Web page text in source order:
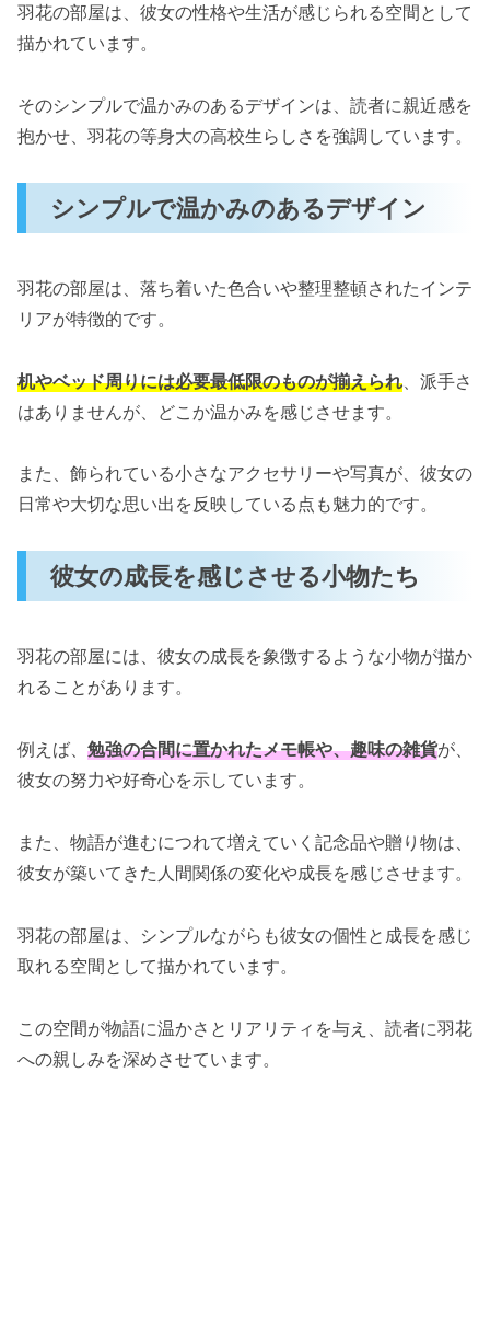
羽花の部屋は、彼女の性格や生活が感じられる空間として
描かれています。
そのシンプルで温かみのあるデザインは、読者に親近感を
抱かせ、羽花の等身大の高校生らしさを強調しています。
シンプルで温かみのあるデザイン
羽花の部屋は、落ち着いた色合いや整理整頓されたインテ
リアが特徴的です。
机やベッド周りには必要最低限のものが揃えられ 、派手さ
はありませんが、どこか温かみを感じさせます。
また、飾られている小さなアクセサリーや写真が、彼女の
日常や大切な思い出を反映している点も魅力的です。
彼女の成長を感じさせる小物たち
羽花の部屋には、彼女の成長を象徴するような小物が描か
れることがあります。
例えば、 勉強の合間に置かれたメモ帳や、趣味の雑貨が、
彼女の努力や好奇心を示しています。
また、物語が進むにつれて増えていく記念品や贈り物は、
彼女が築いてきた人間関係の変化や成長を感じさせます。
羽花の部屋は、シンプルながらも彼女の個性と成長を感じ
取れる空間として描かれています。
この空間が物語に温かさとリアリティを与え、読者に羽花
への親しみを深めさせています。